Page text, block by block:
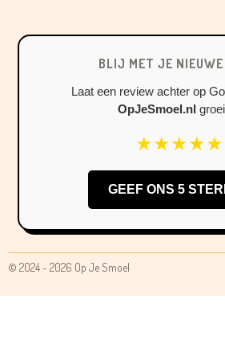
M
BLIJ MET JE
Laat een review achter op
OpJeSmoel.nl
★★★★★
GEEF ONS 5
© 2024 - 2026 Op Je Smoel